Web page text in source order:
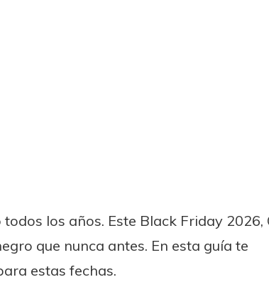
los años. Este Black Friday 2026,
que nunca antes. En esta guía te
estas fechas.